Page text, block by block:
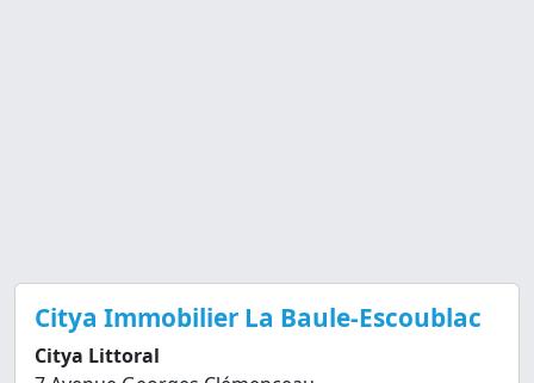
Citya Immobilier La Baule-Escoublac
Citya Littoral